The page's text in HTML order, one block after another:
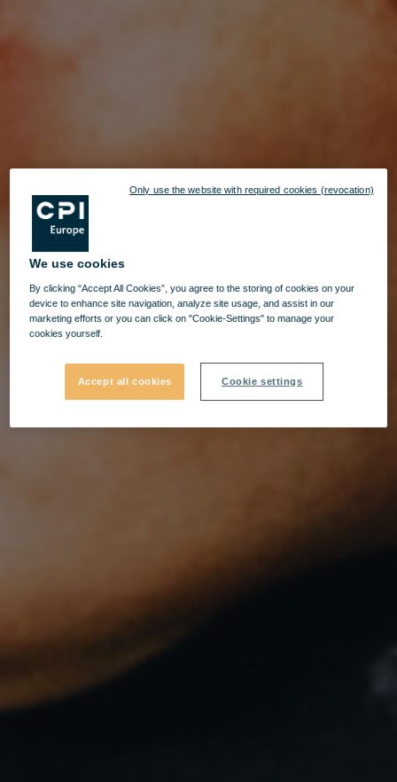
We use cookies
By clicking “Accept All Cookies”, you agree to the storing of cookies on your
device to enhance site navigation, analyze site usage, and assist in our
marketing efforts or you can click on "Cookie-Settings" to manage your
cookies yourself.
Accept all cookies Cookie settings
Only use the website with required cookies (revocation)